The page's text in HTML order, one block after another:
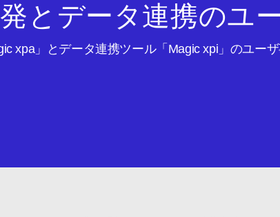
とデータ連携のユ
xpa」とデータ連携ツール「Magic xpi」のユー